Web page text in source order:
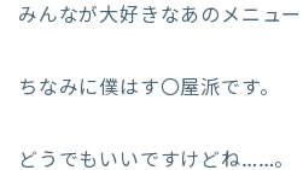
みんなが大好きなあのメニュー
ちなみに僕はす〇屋派です。
どうでもいいですけどね……。